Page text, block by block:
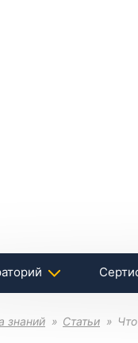
знаний Статьи